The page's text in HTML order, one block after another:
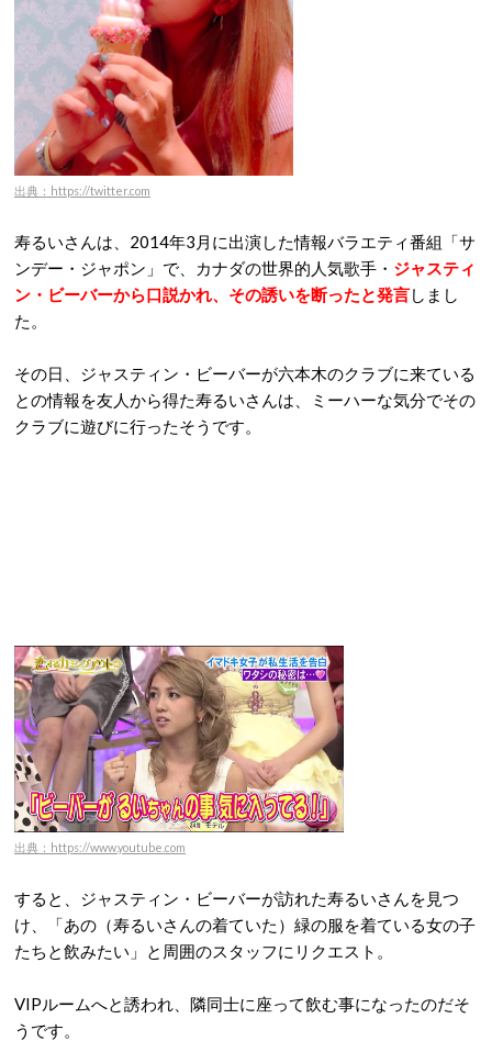
出典：https://twitter.com
寿るいさんは、2014年3月に出演した情報バラエティ番組「サ
ンデー・ジャポン」で、カナダの世界的人気歌手・ ジャスティ
ン・ビーバーから口説かれ、その誘いを断ったと発言しまし
た。
その日、ジャスティン・ビーバーが六本木のクラブに来ている
との情報を友人から得た寿るいさんは、ミーハーな気分でその
クラブに遊びに行ったそうです。
出典：https://www.youtube.com
すると、ジャスティン・ビーバーが訪れた寿るいさんを見つ
け、「あの（寿るいさんの着ていた）緑の服を着ている女の子
たちと飲みたい」と周囲のスタッフにリクエスト。
VIPルームへと誘われ、隣同士に座って飲む事になったのだそ
うです。